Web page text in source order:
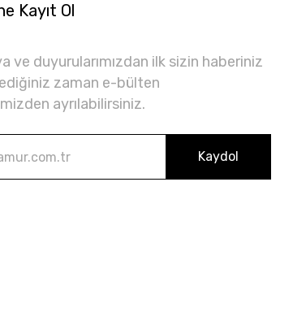
Kayıt Ol
ve duyurularımızdan ilk sizin haberiniz
zaman e-bülten
ayrılabilirsiniz.
Kaydol